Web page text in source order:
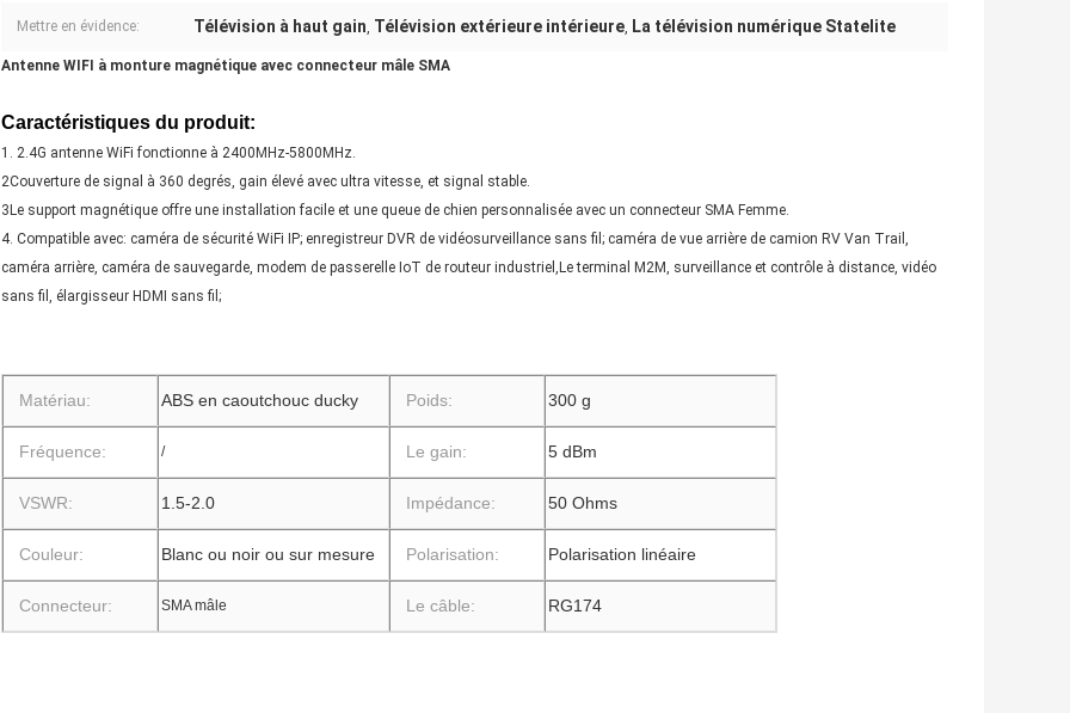
Mettre en évidence: Télévision à haut gain, Télévision extérieure intérieure, La télévision numérique Statelite
Antenne WIFI à monture magnétique avec connecteur mâle SMA
Caractéristiques du produit:
1. 2.4G antenne WiFi fonctionne à 2400MHz-5800MHz.
2Couverture de signal à 360 degrés, gain élevé avec ultra vitesse, et signal stable.
3Le support magnétique offre une installation facile et une queue de chien personnalisée avec un connecteur SMA Femme.
4. Compatible avec: caméra de sécurité WiFi IP; enregistreur DVR de vidéosurveillance sans fil; caméra de vue arrière de camion RV Van Trail,
caméra arrière, caméra de sauvegarde, modem de passerelle IoT de routeur industriel,Le terminal M2M, surveillance et contrôle à distance, vidéo
sans fil, élargisseur HDMI sans fil;
Matériau: ABS en caoutchouc ducky Poids: 300 g
Fréquence: / Le gain: 5 dBm
VSWR: 1.5-2.0 Impédance: 50 Ohms
Couleur: Blanc ou noir ou sur mesure Polarisation: Polarisation linéaire
Connecteur: SMA mâle Le câble: RG174